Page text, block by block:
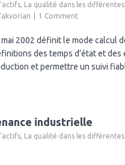
, La qualité dans les
1 Comment
mai 2002 définit le mode
des temps d’état et
et permettre un suivi
industrielle
, La qualité dans les